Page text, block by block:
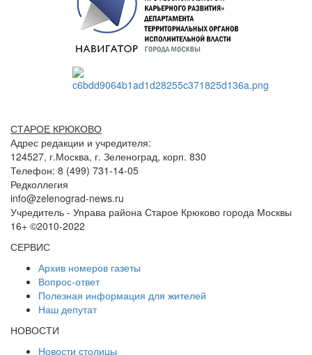
СТАРОЕ КРЮКОВО
Адрес редакции и учредителя:
124527, г.Москва, г. Зеленоград, корп. 830
Телефон: 8 (499) 731-14-05
Редколлегия
info@zelenograd-news.ru
Учредитель - Управа района Старое Крюково города Москвы
16+ ©2010-2022
СЕРВИС
Архив номеров газеты
Вопрос-ответ
Полезная информация для жителей
Наш депутат
НОВОСТИ
Новости столицы